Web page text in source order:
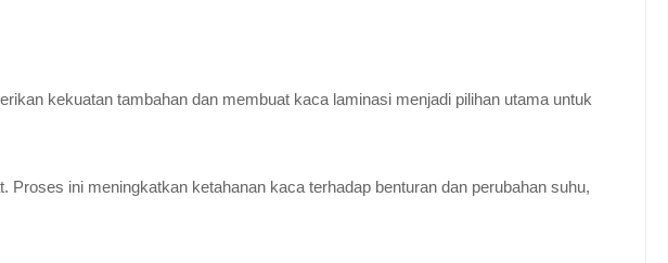
kekuatan tambahan dan membuat kaca laminasi menjadi pilihan utama untuk
ini meningkatkan ketahanan kaca terhadap benturan dan perubahan suhu,